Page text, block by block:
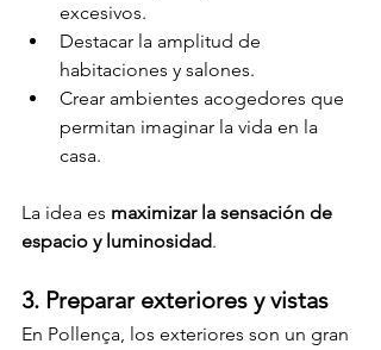
excesivos.
Destacar la amplitud de
habitaciones y salones.
Crear ambientes acogedores que
permitan imaginar la vida en la
casa.
La idea es maximizar la sensación de
espacio y luminosidad.
3. Preparar exteriores y vistas
En Pollença, los exteriores son un gran